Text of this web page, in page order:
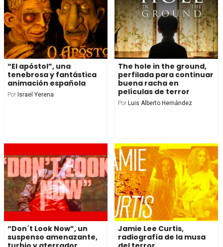
“El apóstol”, una
tenebrosa y fantástica
animación española
Por Israel Yerena
The hole in the ground,
perfilada para continuar
buena racha en
películas de terror
Por Luis Alberto Hernández
“Don´t Look Now”, un
suspenso amenazante,
Jamie Lee Curtis,
radiografía de la musa